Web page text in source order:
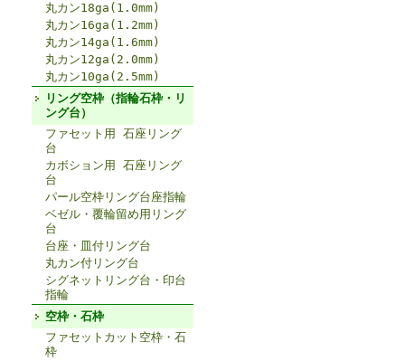
丸カン18ga(1.0mm)
丸カン16ga(1.2mm)
丸カン14ga(1.6mm)
丸カン12ga(2.0mm)
丸カン10ga(2.5mm)
リング空枠（指輪石枠・リ
ング台）
ファセット用 石座リング
台
カボション用 石座リング
台
パール空枠リング台座指輪
ベゼル・覆輪留め用リング
台
台座・皿付リング台
丸カン付リング台
シグネットリング台・印台
指輪
空枠・石枠
ファセットカット空枠・石
枠